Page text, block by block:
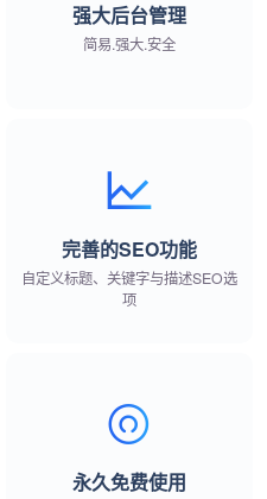
强大后台管理
简易.强大.安全
完善的SEO功能
自定义标题、关键字与描述SEO选
项
永久免费使用